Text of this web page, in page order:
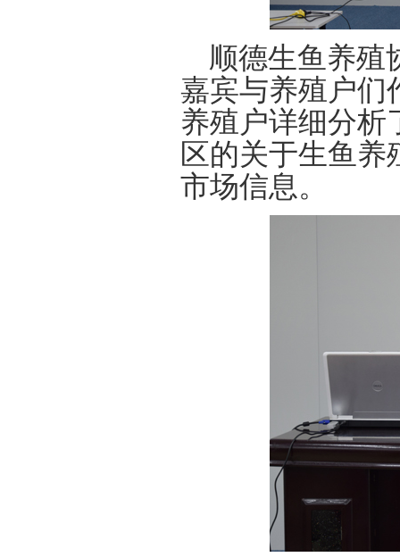
顺德生鱼养殖
嘉宾与养殖户们
养殖户详细分析
区的关于生鱼
市场信息。